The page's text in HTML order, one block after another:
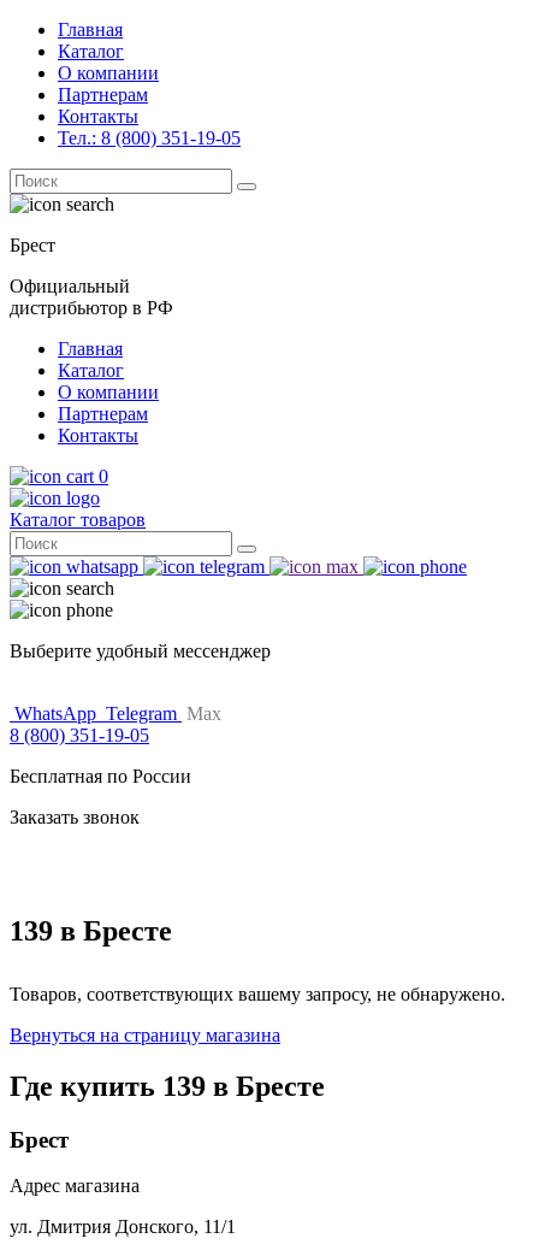
Главная
Каталог
О компании
Партнерам
Контакты
Тел.: 8 (800) 351-19-05
Поиск
for:
Брест
Официальный
дистрибьютор в РФ
Главная
Каталог
О компании
Партнерам
Контакты
0
Каталог товаров
Поиск
for:
Выберите удобный мессенджер
WhatsApp Telegram Max
8 (800) 351-19-05
Бесплатная по России
Заказать звонок
139 в Бресте
Товаров, соответствующих вашему запросу, не обнаружено.
Вернуться на страницу магазина
Где купить 139 в Бресте
Брест
Адрес магазина
ул. Дмитрия Донского, 11/1